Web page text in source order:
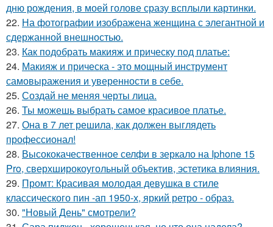
дню рождения, в моей голове сразу всплыли картинки.
22. На фотографии изображена женщина с элегантной и
сдержанной внешностью.
23. Как подобрать макияж и прическу под платье:
24. Макияж и прическа - это мощный инструмент
самовыражения и уверенности в себе.
25. Создай не меняя черты лица.
26. Ты можешь выбрать самое красивое платье.
27. Она в 7 лет решила, как должен выглядеть
профессионал!
28. Высококачественное селфи в зеркало на Iphone 15
Pro, сверхширокоугольный объектив, эстетика влияния.
29. Промт: Красивая молодая девушка в стиле
классического пин -ап 1950-х, яркий ретро - образ.
30. "Новый День" смотрели?